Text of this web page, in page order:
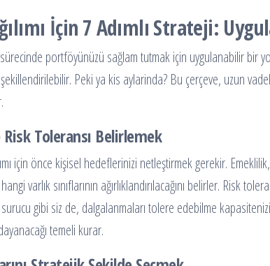
İçin 7 Adımlı Strateji:
portföyünüzü sağlam tutmak için uygulanabilir bir
Peki ya kis aylarinda? Bu çerçeve, uzun
Toleransı Belirlemek
için önce kişisel hedeflerinizi netleştirmek gerekir.
varlık sınıflarının ağırlıklandırılacağını belirler. Risk
gibi siz de, dalgalanmaları tolere edebilme
temeli kurar.